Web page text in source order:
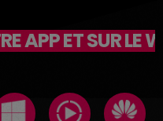
APP ET SUR LE